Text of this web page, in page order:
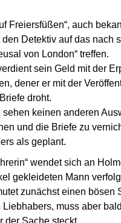
Freiersfüßen“, auch
den Detektiv auf das nach
von London“ treffen.
sein Geld mit der
dener er mit der
droht.
sehen keinen anderen
und die Briefe zu
als geplant.
wendet sich an
gekleideten Mann
zunächst einen bösen
muss aber
der Sache steckt.